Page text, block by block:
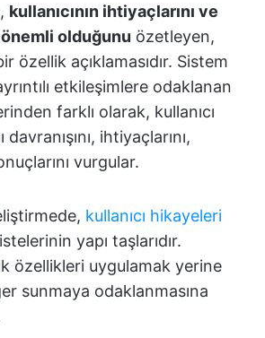
kullanıcının ihtiyaçlarını ve
olduğunu özetleyen,
özellik açıklamasıdır. Sistem
etkileşimlere odaklanan
farklı olarak, kullanıcı
ihtiyaçlarını,
vurgular.
kullanıcı hikayeleri
yapı taşlarıdır.
özellikleri uygulamak yerine
sunmaya odaklanmasına